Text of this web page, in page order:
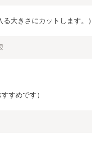
る大きさにカットします。）
すめです）